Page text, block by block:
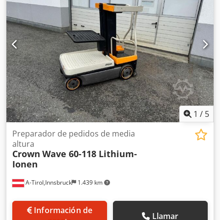
Apilador de gran altura Dedpfszrclksx Alfock Tipo de
mástil: Telescópico Estado: Nuevo Estado técnico: Nuevo
Voltaje de la batería: 24 V Año de fabricación de la batería:
2025
1 / 5
A-Tirol,Innsbruck 1.439 km
Preparador de pedidos de media
altura
Crown Wave 60-118 Lithium-
Ionen
Información de
Llamar